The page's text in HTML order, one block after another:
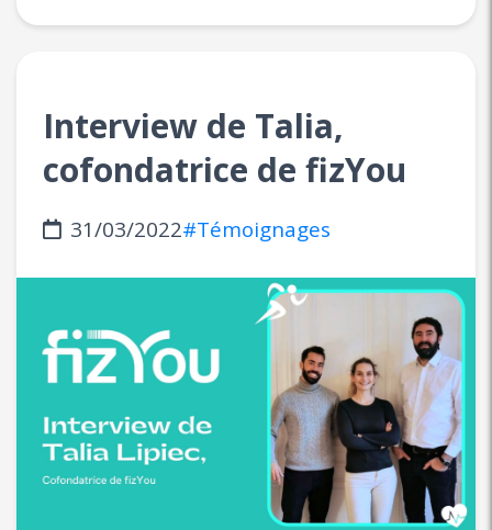
Interview de Talia,
cofondatrice de fizYou
31/03/2022#Témoignages